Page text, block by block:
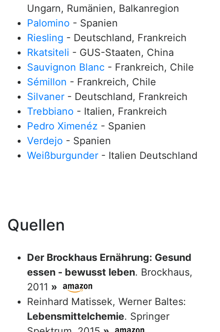
Ungarn, Rumänien, Balkanregion
Palomino - Spanien
Riesling - Deutschland, Frankreich
Rkatsiteli - GUS-Staaten, China
Sauvignon Blanc - Frankreich, Chile
Sémillon - Frankreich, Chile
Silvaner - Deutschland, Frankreich
Trebbiano - Italien, Frankreich
Pedro Ximenéz - Spanien
Verdejo - Spanien
Weißburgunder - Italien Deutschland
Quellen
Der Brockhaus Ernährung: Gesund
essen - bewusst leben. Brockhaus,
2011 »
Reinhard Matissek, Werner Baltes:
Lebensmittelchemie. Springer